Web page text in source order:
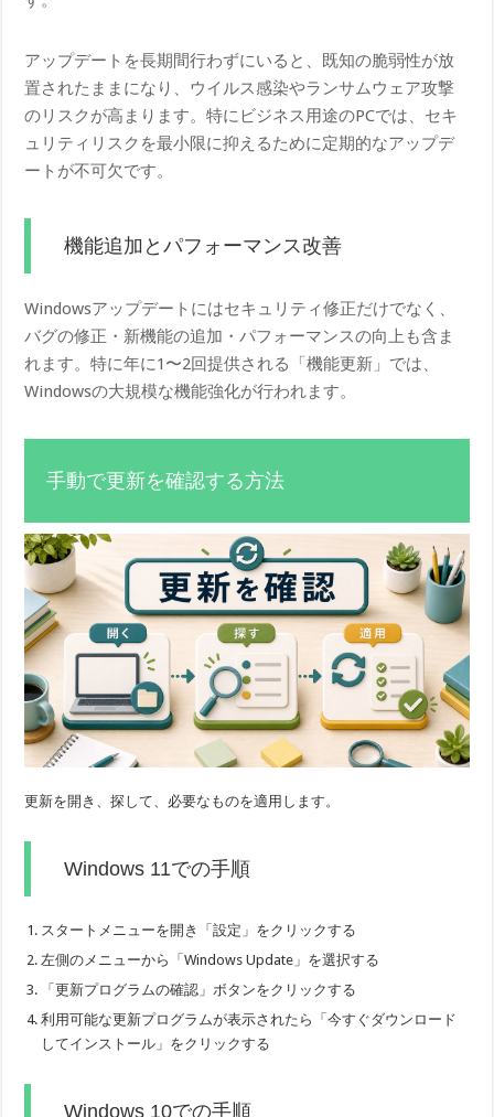
アップデートを長期間行わずにいると、既知の脆弱性が放
置されたままになり、ウイルス感染やランサムウェア攻撃
のリスクが高まります。特にビジネス用途のPCでは、セキ
ュリティリスクを最小限に抑えるために定期的なアップデ
ートが不可欠です。
機能追加とパフォーマンス改善
Windowsアップデートにはセキュリティ修正だけでなく、
バグの修正・新機能の追加・パフォーマンスの向上も含ま
れます。特に年に1〜2回提供される「機能更新」では、
Windowsの大規模な機能強化が行われます。
手動で更新を確認する方法
更新を開き、探して、必要なものを適用します。
Windows 11での手順
スタートメニューを開き「設定」をクリックする
左側のメニューから「Windows Update」を選択する
「更新プログラムの確認」ボタンをクリックする
利用可能な更新プログラムが表示されたら「今すぐダウンロード
してインストール」をクリックする
Windows 10での手順